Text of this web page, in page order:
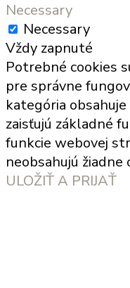
Necessary
Necessary
Vždy zapnuté
Potrebné cookies
pre správne
kategória
zaisťujú základné
funkcie webovej
neobsahujú žiadne
ULOŽIŤ A PRIJAŤ